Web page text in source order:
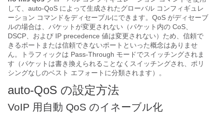
して、auto-QoS によって生成されたグローバル コンフィギュレ
ーション コマンドをディセーブルにできます。QoS がディセーブ
ルの場合は、パケットが変更されない（パケット内の CoS、
DSCP、および IP precedence 値は変更されない）ため、信頼で
きるポートまたは信頼できないポートといった概念はありませ
ん。トラフィックは Pass-Through モードでスイッチングされま
す（パケットは書き換えられることなくスイッチングされ、ポリ
シングなしのベスト エフォートに分類されます）。
auto-QoS の設定方法
VoIP 用自動 QoS のイネーブル化